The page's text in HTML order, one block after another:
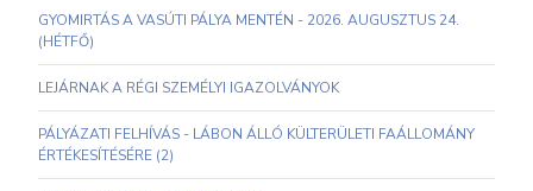
GYOMIRTÁS A VASÚTI PÁLYA MENTÉN - 2026. AUGUSZTUS 24.
(HÉTFŐ)
LEJÁRNAK A RÉGI SZEMÉLYI IGAZOLVÁNYOK
PÁLYÁZATI FELHÍVÁS - LÁBON ÁLLÓ KÜLTERÜLETI FAÁLLOMÁNY
ÉRTÉKESÍTÉSÉRE (2)